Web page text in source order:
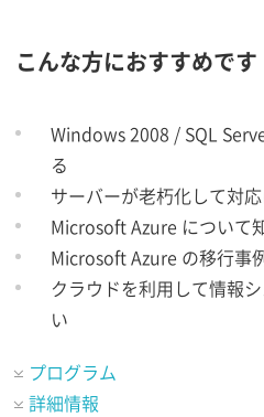
こんな方におすすめです
Windows 2008 / SQL
る
サーバーが老朽化して対
Microsoft Azure について
Microsoft Azure の移行事
クラウドを利用して情報
い
プログラム
詳細情報